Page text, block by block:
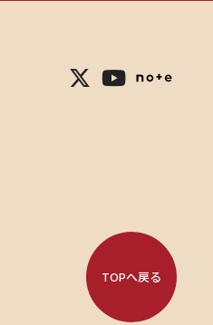
TOPへ戻る